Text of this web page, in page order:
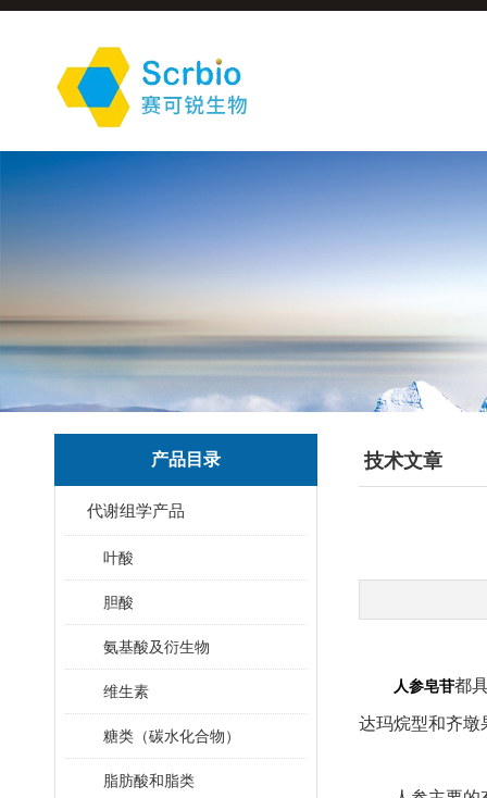
产品目录
代谢组学产品
叶酸
胆酸
氨基酸及衍生物
维生素
糖类（碳水化合物）
脂肪酸和脂类
技术文章
人参皂苷都
达玛烷型和齐墩